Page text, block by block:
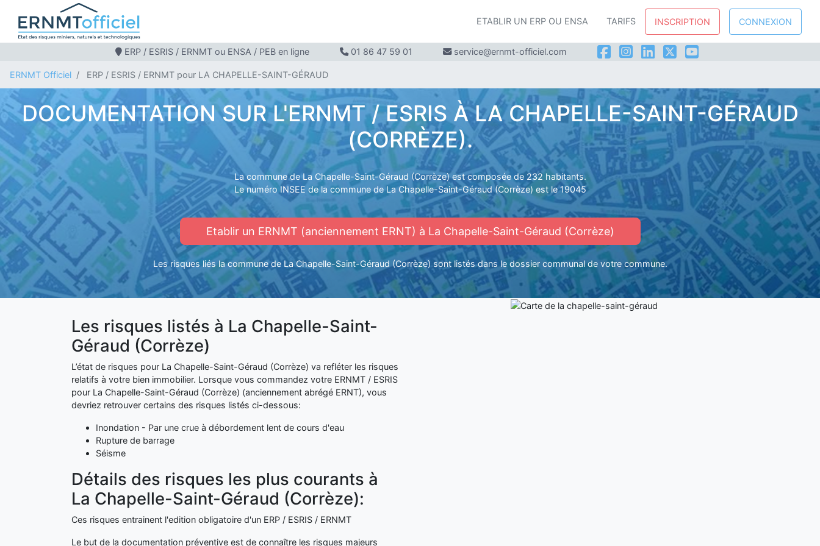
ETABLIR UN ERP OU ENSA TARIFS INSCRIPTION CONNEXION
ERP / ESRIS / ERNMT ou ENSA / PEB en ligne 01 86 47 59 01 service@ernmt-officiel.com
ERNMT Officiel ERP / ESRIS / ERNMT pour LA CHAPELLE-SAINT-GÉRAUD
DOCUMENTATION SUR L'ERNMT / ESRIS À LA CHAPELLE-SAINT-GÉRAUD
(CORRÈZE).
La commune de La Chapelle-Saint-Géraud (Corrèze) est composée de 232 habitants.
Le numéro INSEE de la commune de La Chapelle-Saint-Géraud (Corrèze) est le 19045
Etablir un ERNMT (anciennement ERNT) à La Chapelle-Saint-Géraud (Corrèze)
Les risques liés la commune de La Chapelle-Saint-Géraud (Corrèze) sont listés dans le dossier communal de votre commune.
Les risques listés à La Chapelle-Saint-
Géraud (Corrèze)
L’état de risques pour La Chapelle-Saint-Géraud (Corrèze) va refléter les risques
relatifs à votre bien immobilier. Lorsque vous commandez votre ERNMT / ESRIS
pour La Chapelle-Saint-Géraud (Corrèze) (anciennement abrégé ERNT), vous
devriez retrouver certains des risques listés ci-dessous:
Inondation - Par une crue à débordement lent de cours d'eau
Rupture de barrage
Séisme
Détails des risques les plus courants à
La Chapelle-Saint-Géraud (Corrèze):
Ces risques entrainent l'edition obligatoire d'un ERP / ESRIS / ERNMT
Le but de la documentation préventive est de connaître les risques majeurs